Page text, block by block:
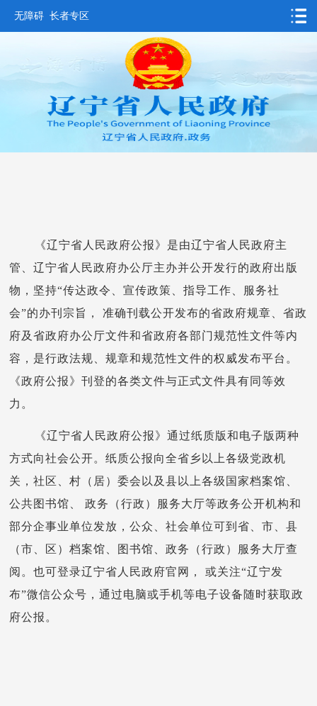
无障碍 长者专区
要闻动态
政务公开
省情概况
《辽宁省人民政府公报》是由辽宁省人民政府主
管、辽宁省人民政府办公厅主办并公开发行的政府出版
物，坚持“传达政令、宣传政策、指导工作、服务社
会”的办刊宗旨， 准确刊载公开发布的省政府规章、省政
府及省政府办公厅文件和省政府各部门规范性文件等内
容，是行政法规、规章和规范性文件的权威发布平台。
《政府公报》刊登的各类文件与正式文件具有同等效
力。
《辽宁省人民政府公报》通过纸质版和电子版两种
方式向社会公开。纸质公报向全省乡以上各级党政机
关，社区、村（居）委会以及县以上各级国家档案馆、
公共图书馆、 政务（行政）服务大厅等政务公开机构和
部分企事业单位发放，公众、社会单位可到省、市、县
（市、区）档案馆、图书馆、政务（行政）服务大厅查
阅。也可登录辽宁省人民政府官网， 或关注“辽宁发
布”微信公众号，通过电脑或手机等电子设备随时获取政
府公报。